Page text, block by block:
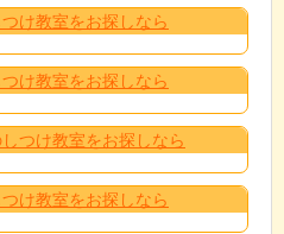
け教室をお探しなら
け教室をお探しなら
つけ教室をお探しなら
け教室をお探しなら